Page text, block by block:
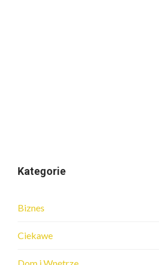
Kategorie
Biznes
Ciekawe
Dom i Wnętrze